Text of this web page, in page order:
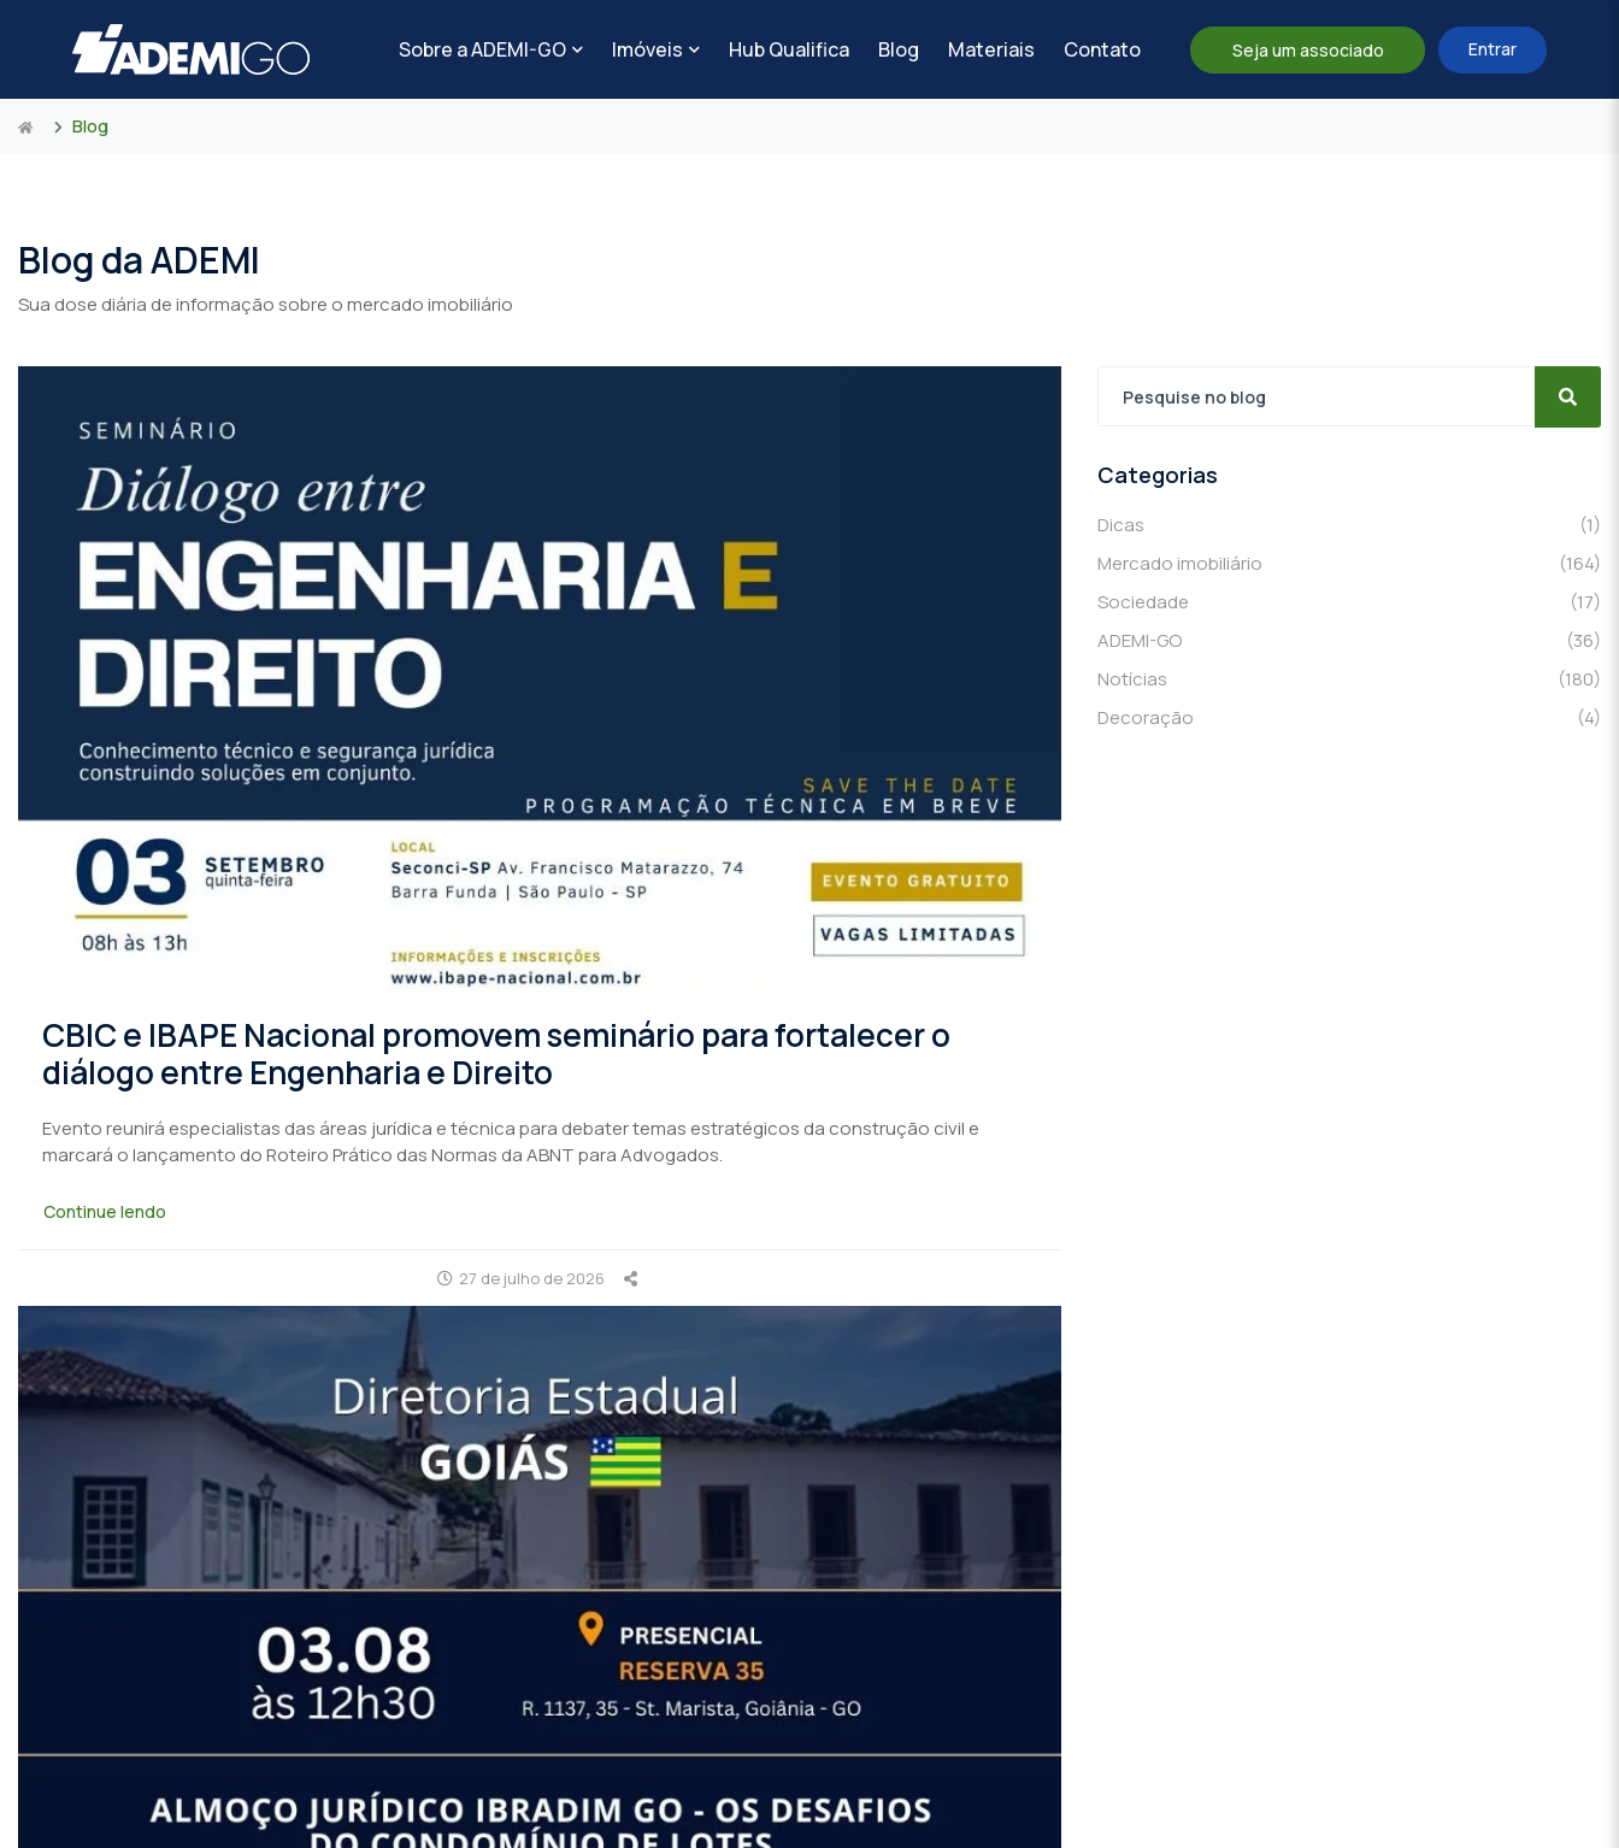
Sobre a ADEMI-GO Imóveis Hub Qualifica Blog Materiais Contato Seja um associado Entrar
Blog
Blog da ADEMI
Sua dose diária de informação sobre o mercado imobiliário
CBIC e IBAPE Nacional promovem seminário para fortalecer o
diálogo entre Engenharia e Direito
Evento reunirá especialistas das áreas jurídica e técnica para debater temas estratégicos da construção civil e
marcará o lançamento do Roteiro Prático das Normas da ABNT para Advogados.
Continue lendo
27 de julho de 2026
Categorias
Dicas
(1)
Mercado imobiliário
(164)
Sociedade
(17)
ADEMI-GO
(36)
Notícias
(180)
Decoração
(4)